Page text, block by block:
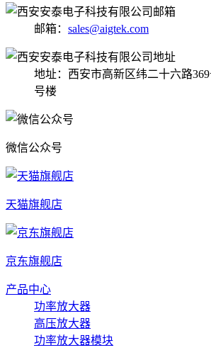
邮箱： sales@aigtek.com
地址：西安市高新区纬二十六路
号楼
微信公众号
天猫旗舰店
京东旗舰店
产品中心
功率放大器
高压放大器
功率放大器模块